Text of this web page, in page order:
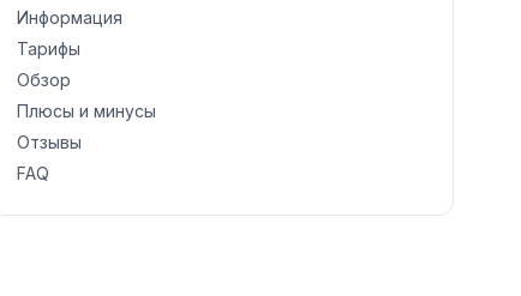
Информация
Тарифы
Обзор
Плюсы и минусы
Отзывы
FAQ